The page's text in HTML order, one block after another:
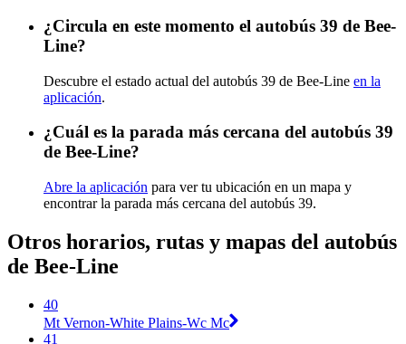
¿Circula en este momento el autobús 39 de Bee-
Line?
Descubre el estado actual del autobús 39 de Bee-Line en la
aplicación.
¿Cuál es la parada más cercana del autobús 39
de Bee-Line?
Abre la aplicación para ver tu ubicación en un mapa y
encontrar la parada más cercana del autobús 39.
Otros horarios, rutas y mapas del autobús
de Bee-Line
40
Mt Vernon-White Plains-Wc Mc
41